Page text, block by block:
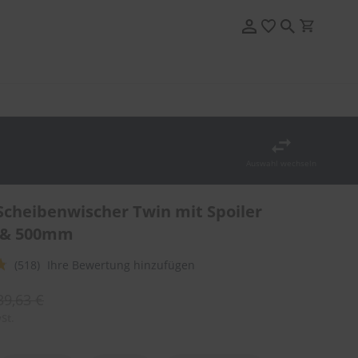
Twin mit Spoiler
500mm
(518) Ihre Bewertung hinzufügen